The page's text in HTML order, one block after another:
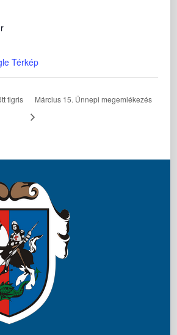
Térkép
tigris Március 15. Ünnepi megemlékezés